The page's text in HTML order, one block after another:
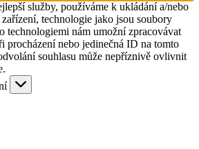
služby, používáme k ukládání a/nebo
technologie jako jsou soubory
technologiemi nám umožní zpracovávat
procházení nebo jedinečná ID na tomto
souhlasu může nepříznivě ovlivnit